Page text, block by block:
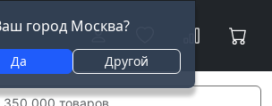
город Москва?
Да Другой